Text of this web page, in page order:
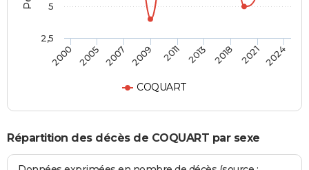
COQUART
2000 2005 2007 2009 2011 2013 2018 2021 2024
2,5
5
Répartition des décès de COQUART par sexe